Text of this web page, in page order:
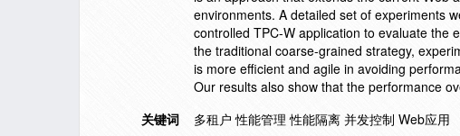
environments. A detailed set of experiments
controlled TPC-W application to evaluate the
the traditional coarse-grained strategy,
is more efficient and agile in avoiding
Our results also show that the performance
关键词
多租户 性能管理 性能隔离 并发控制 Web应用